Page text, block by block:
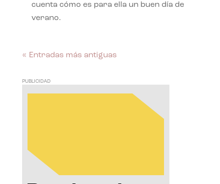
cuenta cómo es para ella un buen día de
verano.
« Entradas más antiguas
PUBLICIDAD